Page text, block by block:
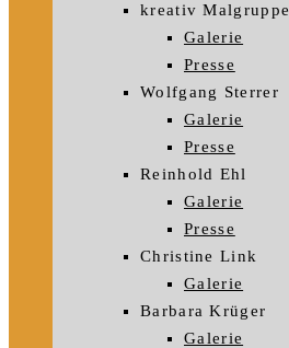
kreativ Malgruppe
Galerie
Presse
Wolfgang Sterrer
Galerie
Presse
Reinhold Ehl
Galerie
Presse
Christine Link
Galerie
Barbara Krüger
Galerie